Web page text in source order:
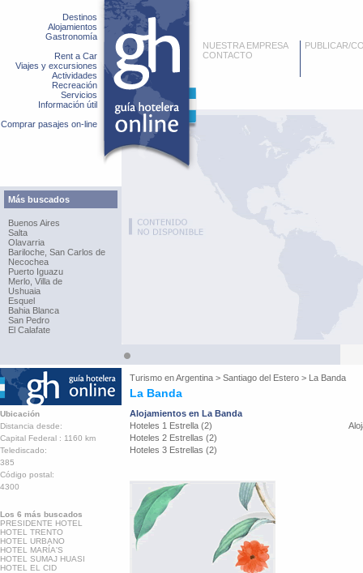
Destinos
Alojamientos
Gastronomía
Rent a Car
Viajes y excursiones
Actividades
Recreación
Servicios
Información útil
Comprar pasajes on-line
Más buscados
Buenos Aires
Salta
Olavarria
Bariloche, San Carlos de
Necochea
Puerto Iguazu
Merlo, Villa de
Ushuaia
Esquel
Bahia Blanca
San Pedro
El Calafate
NUESTRA EMPRESA
CONTACTO
PUBLICAR/
Turismo enArgentina > Santiago del Estero > La Banda
La Banda
Ubicación
Distancia desde:
Capital Federal : 1160 km
Telediscado:
385
Código postal:
4300
Los 6 más buscados
PRESIDENTE HOTEL
HOTEL TRENTO
HOTEL URBANO
HOTEL MARÍA'S
HOTEL SUMAJ HUASI
HOTEL EL CID
Alojamientos en La Banda
Hoteles 1 Estrella (2)
Hoteles 2 Estrellas (2)
Hoteles 3 Estrellas (2)